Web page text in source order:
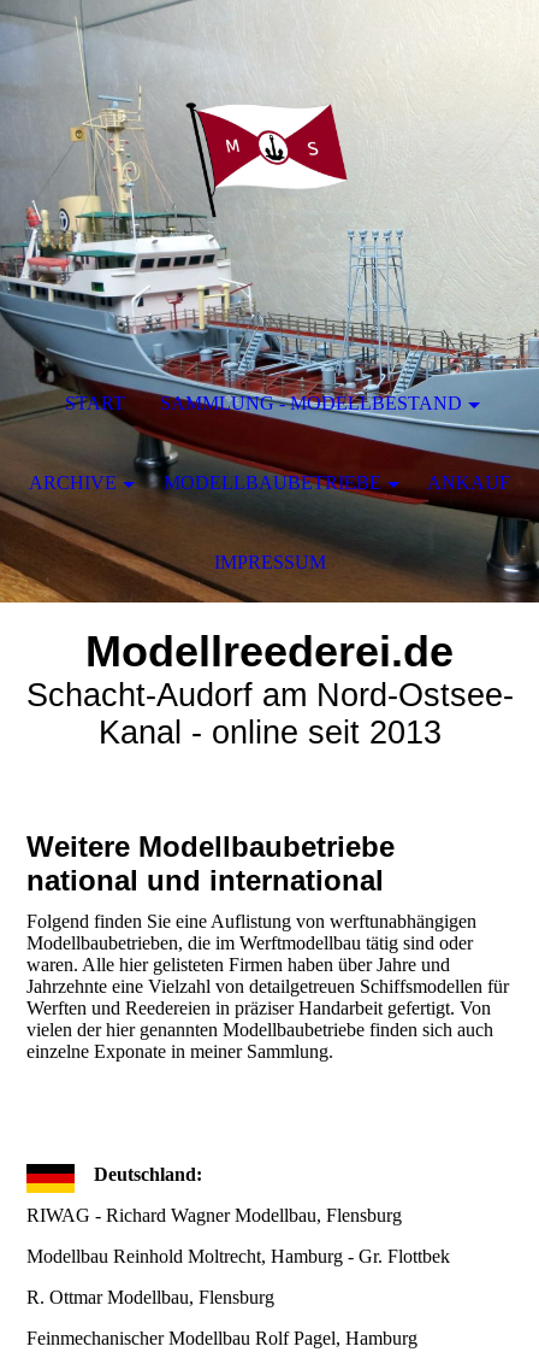
Modellreederei.de
Schacht-Audorf am Nord-Ostsee-
Kanal - online seit 2013
Weitere Modellbaubetriebe
national und international
Folgend finden Sie eine Auflistung von werftunabhängigen
Modellbaubetrieben, die im Werftmodellbau tätig sind oder
waren. Alle hier gelisteten Firmen haben über Jahre und
Jahrzehnte eine Vielzahl von detailgetreuen Schiffsmodellen für
Werften und Reedereien in präziser Handarbeit gefertigt. Von
vielen der hier genannten Modellbaubetriebe finden sich auch
einzelne Exponate in meiner Sammlung.
Deutschland:
RIWAG - Richard Wagner Modellbau, Flensburg
Modellbau Reinhold Moltrecht, Hamburg - Gr. Flottbek
R. Ottmar Modellbau, Flensburg
Feinmechanischer Modellbau Rolf Pagel, Hamburg
START SAMMLUNG - MODELLBESTAND
ARCHIVE MODELLBAUBETRIEBE ANKAUF
IMPRESSUM